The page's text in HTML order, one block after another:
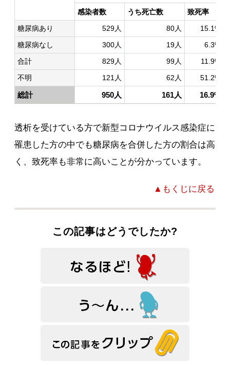
感染者数 うち死亡数 致死率
糖尿病あり
529人 80人
15.1%
糖尿病なし
300人 19人
6.3%
合計
829人 99人
11.9%
不明
121人 62人 51.2%
総計 950人 161人 16.9%
透析を受けている方で新型コロナウイルス感染症に
罹患した方の中でも糖尿病を合併した方の割合は高
く、致死率も非常に高いことが分かっています。
▲もくじに戻る
この記事はどうでしたか?